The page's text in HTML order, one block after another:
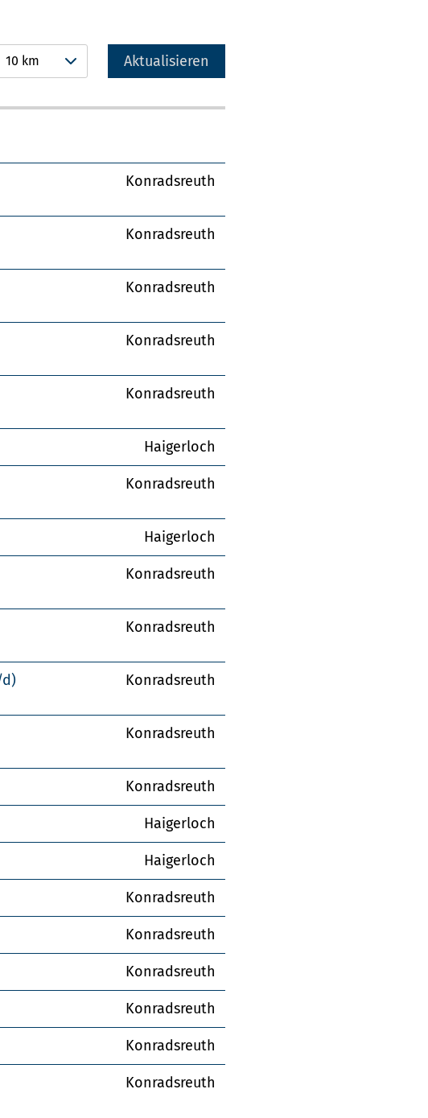
10 km Aktualisieren
Konradsreuth
Konradsreuth
Konradsreuth
Konradsreuth
Konradsreuth
Haigerloch
Konradsreuth
Haigerloch
Konradsreuth
Konradsreuth
Konradsreuth
Konradsreuth
Konradsreuth
Haigerloch
Haigerloch
Konradsreuth
Konradsreuth
Konradsreuth
Konradsreuth
Konradsreuth
Konradsreuth